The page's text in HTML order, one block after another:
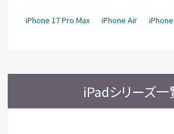
iPhone 17 Pro Max iPhone Air
iPadシリーズ一